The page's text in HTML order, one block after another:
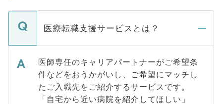
医療転職支援サービスとは？
医師専任のキャリアパートナーがご希望条
件などをおうかがいし、ご希望にマッチし
たご入職先をご紹介するサービスです。
「自宅から近い病院を紹介してほしい」